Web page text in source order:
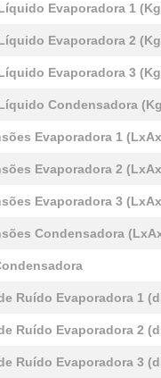
Evaporadora 1
Evaporadora 2
Evaporadora 3
Condensadora
Evaporadora 1
Evaporadora 2
Evaporadora 3
Condensadora
Ruído Evaporadora 1
Ruído Evaporadora 2
Ruído Evaporadora 3